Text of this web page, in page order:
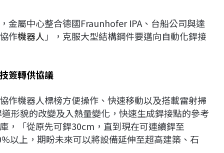
金屬中心整合德國Fraunhofer IPA、台船公司與達
作機器人 」，克服大型結構鋼件要邁向自動化銲接
簽轉供協議
作機器人標榜方便操作、快速移動以及搭載雷射掃
形貌的改變及入熱量變化，快速生成銲接點的參考
，「從原先可銲30cm，直到現在可連續銲至
以上，期盼未來可以將設備延伸至超高建築、石